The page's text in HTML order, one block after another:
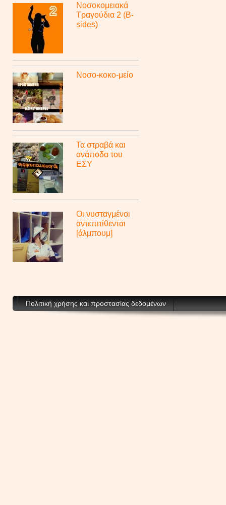
Νοσοκομειακά
Τραγούδια 2 (B-
sides)
Νοσο-κοκο-μείο
Τα στραβά και
ανάποδα του
ΕΣΥ
Οι νυσταγμένοι
αντεπιτίθενται
[άλμπουμ]
Πολιτική χρήσης και προστασίας δεδομένων